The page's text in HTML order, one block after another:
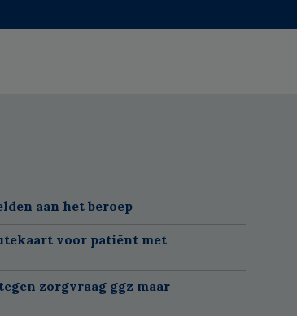
aan het beroep
voor patiënt met
zorgvraag ggz maar